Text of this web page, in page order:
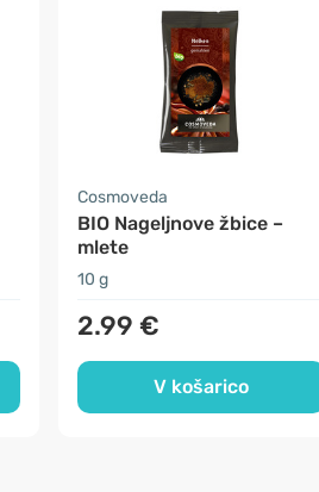
Cosmoveda
BIO Nageljnove žbice –
mlete
10 g
2.99 €
V košarico